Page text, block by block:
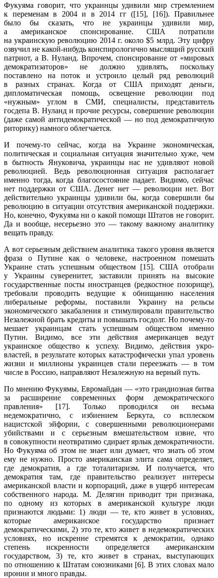
Фукуяма говорит, что украинцы удивили мир стремлением
к переменам в 2004 и в 2014 гг ([15], [16]). Правильнее
было бы сказать, что не украинцы удивили мир,
а американское спонсирование. США потратили
на украинскую революцию 2014 г. около $5 млрд. Эту цифру
озвучил не какой-нибудь конспирологично мыслящий русский
патриот, а В. Нуланд. Впрочем, спонсирование от «мировых
демократизаторов» не должно удивлять, поскольку
поставлено на поток и устроило целый ряд революций
в разных странах. Когда от США приходят деньги,
дипломатическая помощь, освещение революции под
«нужным» углом в СМИ, специалисты, представитель
госдепа В. Нуланд и прочие ресурсы, совершение революции
(даже самой антидемократической — но под демократичную
риторику) намного облегчается.
И почему-то сейчас, когда на Украине экономическая,
политическая и социальная ситуация значительно хуже, чем
в бытность Януковича, украинцы нас не удивляют новой
революцией. Ведь революционная ситуация располагает
именно тогда, когда благосостояние падает. Видимо, сейчас
нет поддержки от США. Денег нет — революции нет. Вот
действительно украинцы удивили бы, когда совершили бы
революцию в ситуации отсутствия американской поддержки.
Но, конечно, Фукуяма ни о какой помощи Штатов не говорит.
Да и вообще, несерьезно это — такому важному аналитику
вещать правду.
А вот серьезным действием аналитика такого уровня является
фраза о Путине как о человеке, настроенном помешать
Украине стать успешным обществом [15]. США отобрали
у Украины суверенитет, заставили принять на высокие
государственные посты иностранцев (редкостное позорище),
требовали проводить ведущие к обнищанию населения
либеральные реформы, поставили Украину на рельсы
экономического закабаления и стимулировали правительство
Незалежной брать кредиты и повышать госдолг. Но почему-то
мешает украинцам стать успешным обществом именно
Путин. Видимо, все эти действия американцев ведут
украинское общество к успеху. Видимо, действия укро-
властей, в результате которых катастрофически упал уровень
жизни и миллионы украинцев стали переезжать — в том
числе в Россию, направляют Незалежную на верный путь.
По мнению Фукуямы, Евромайдан — «это грандиозная битва
за расширение современных форм демократического
правления» [17]. Только проводился он весьма
недемократично, с избиением Беркута, со всплеском
нацистской эйфории, с совершенными революционерами
убийствами и с серьезным вмешательством извне, что
в совокупности неотвратимо сдирает ярлык демократичности.
Но Фукуяма об этом не знает или думает, что знать об этом
ему не нужно. Просто американская элита сама определяет,
где демократия, а где тоталитаризм. И получается, что
демократия там, где правительство реализует интересы
американской власти и корпораций, даже в ущерб интересам
собственного народа. М. Делягин приводит три признака,
по одному из которых в американской культуре люди
признаются людьми: 1) люди — те, кто живет в условиях,
которые американское государство признает
демократическими, 2) это те, кто живет в недемократических
условиях, но искренне стремятся к демократии, однако
степень искренности определяется американским
государством, 3) те, кто живет в странах, выступающих
по отношению к Штатам союзниками [6]. В этих словах мало
иронии и много правды.